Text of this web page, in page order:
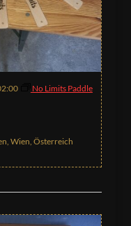
No Limits Paddle
Wien, Österreich